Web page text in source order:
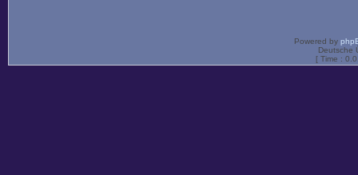
Powered by
Deutsche
[ Time :